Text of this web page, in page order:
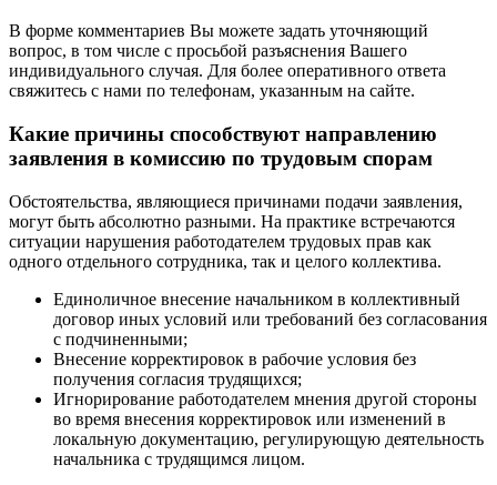
В форме комментариев Вы можете задать уточняющий
вопрос, в том числе с просьбой разъяснения Вашего
индивидуального случая. Для более оперативного ответа
свяжитесь с нами по телефонам, указанным на сайте.
Какие причины способствуют направлению
заявления в комиссию по трудовым спорам
Обстоятельства, являющиеся причинами подачи заявления,
могут быть абсолютно разными. На практике встречаются
ситуации нарушения работодателем трудовых прав как
одного отдельного сотрудника, так и целого коллектива.
Единоличное внесение начальником в коллективный
договор иных условий или требований без согласования
с подчиненными;
Внесение корректировок в рабочие условия без
получения согласия трудящихся;
Игнорирование работодателем мнения другой стороны
во время внесения корректировок или изменений в
локальную документацию, регулирующую деятельность
начальника с трудящимся лицом.